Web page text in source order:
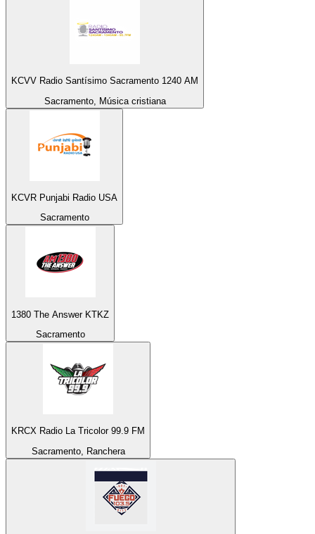
KCVV Radio Santísimo Sacramento 1240 AM
Sacramento, Música cristiana
KCVR Punjabi Radio USA
Sacramento
1380 The Answer KTKZ
Sacramento
KRCX Radio La Tricolor 99.9 FM
Sacramento, Ranchera